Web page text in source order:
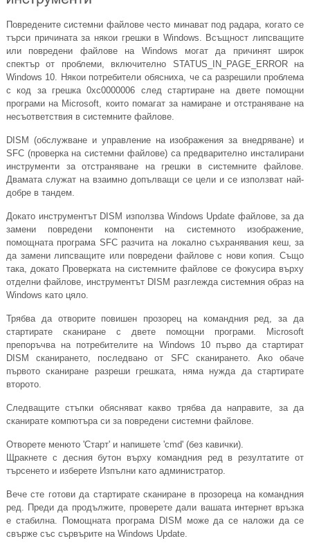
Повредените системни файлове често минават под радара, когато се
търси причината за някои грешки в Windows. Всъщност липсващите
или повредени файлове на Windows могат да причинят широк
спектър от проблеми, включително STATUS_IN_PAGE_ERROR на
Windows 10. Някои потребители обясниха, че са разрешили проблема
с код за грешка 0xc0000006 след стартиране на двете помощни
програми на Microsoft, които помагат за намиране и отстраняване на
несъответствия в системните файлове.
DISM (обслужване и управление на изображения за внедряване) и
SFC (проверка на системни файлове) са предварително инсталирани
инструменти за отстраняване на грешки в системните файлове.
Двамата служат на взаимно допълващи се цели и се използват най-
добре в тандем.
Докато инструментът DISM използва Windows Update файлове, за да
замени повредени компоненти на системното изображение,
помощната програма SFC разчита на локално съхранявания кеш, за
да замени липсващите или повредени файлове с нови копия. Също
така, докато Проверката на системните файлове се фокусира върху
отделни файлове, инструментът DISM разглежда системния образ на
Windows като цяло.
Трябва да отворите повишен прозорец на командния ред, за да
стартирате сканиране с двете помощни програми. Microsoft
препоръчва на потребителите на Windows 10 първо да стартират
DISM сканирането, последвано от SFC сканирането. Ако обаче
първото сканиране разреши грешката, няма нужда да стартирате
второто.
Следващите стъпки обясняват какво трябва да направите, за да
сканирате компютъра си за повредени системни файлове.
Отворете менюто 'Старт' и напишете 'cmd' (без кавички).
Щракнете с десния бутон върху командния ред в резултатите от
търсенето и изберете Изпълни като администратор.
Вече сте готови да стартирате сканиране в прозореца на командния
ред. Преди да продължите, проверете дали вашата интернет връзка
е стабилна. Помощната програма DISM може да се наложи да се
свърже със сървърите на Windows Update.